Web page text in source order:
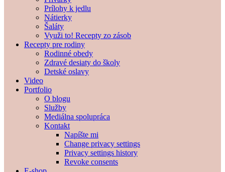
Prílohy k jedlu
Nátierky
Šaláty
Využi to! Recepty zo zásob
Recepty pre rodiny
Rodinné obedy
Zdravé desiaty do školy
Detské oslavy
Video
Portfolio
O blogu
Služby
Mediálna spolupráca
Kontakt
Napíšte mi
Change privacy settings
Privacy settings history
Revoke consents